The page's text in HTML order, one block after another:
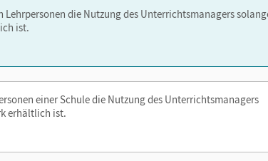
oder über die Cornelsen Lernen App.
Lehrpersonen die Nutzung des Unterrichtsmanagers
ist.
einer Schule die Nutzung des Unterrichtsmanagers
erhältlich ist.